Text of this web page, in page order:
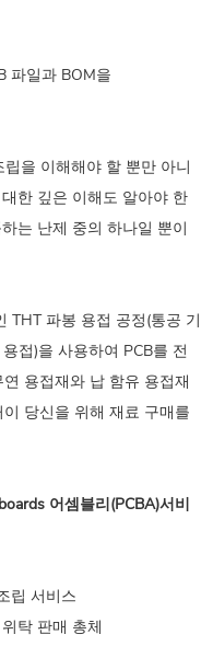
파일과 BOM을
을 이해해야 할 뿐만 아니
한 깊은 이해도 알아야 한
는 난제 중의 하나일 뿐이
THT 파봉 용접 공정(통공 기
접)을 사용하여 PCB를 전
용접재와 납 함유 용접재
당신을 위해 재료 구매를
어셈블리(PCBA)서비
립 서비스
탁 판매 총체